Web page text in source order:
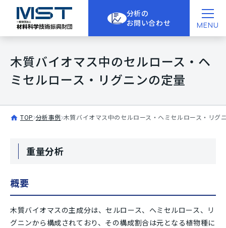
MENU
分析の
お問い合わせ
木質バイオマス中のセルロース・ヘ
ミセルロース・リグニンの定量
TOP 分析事例 木質バイオマス中のセルロース・ヘミセルロース・リグ
重量分析
概要
木質バイオマスの主成分は、セルロース、ヘミセルロース、リ
グニンから構成されており、その構成割合は元となる植物種に